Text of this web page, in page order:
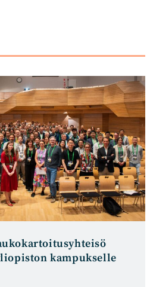
kampukselle